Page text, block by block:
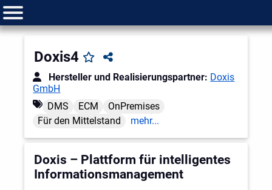
Doxis4
Hersteller und Realisierungspartner: Doxis
GmbH
DMS
ECM
OnPremises
Für den Mittelstand
mehr...
Doxis – Plattform für intelligentes
Informationsmanagement